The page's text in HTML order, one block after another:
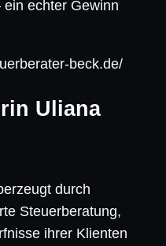
echter Gewinn
beck.de/
Uliana
durch
Steuerberatung,
ihrer Klienten